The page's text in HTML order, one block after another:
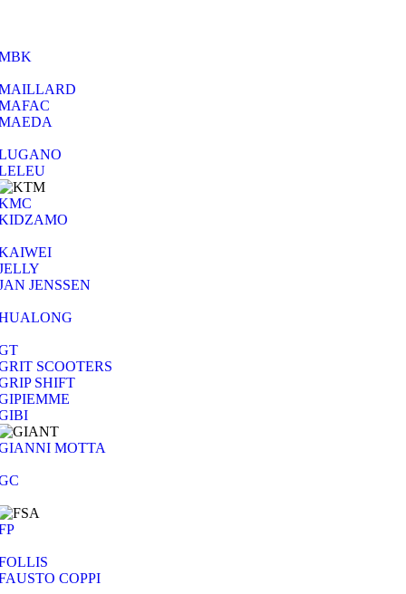
JENSSEN
SCOOTERS
SHIFT
MOTTA
COPPI